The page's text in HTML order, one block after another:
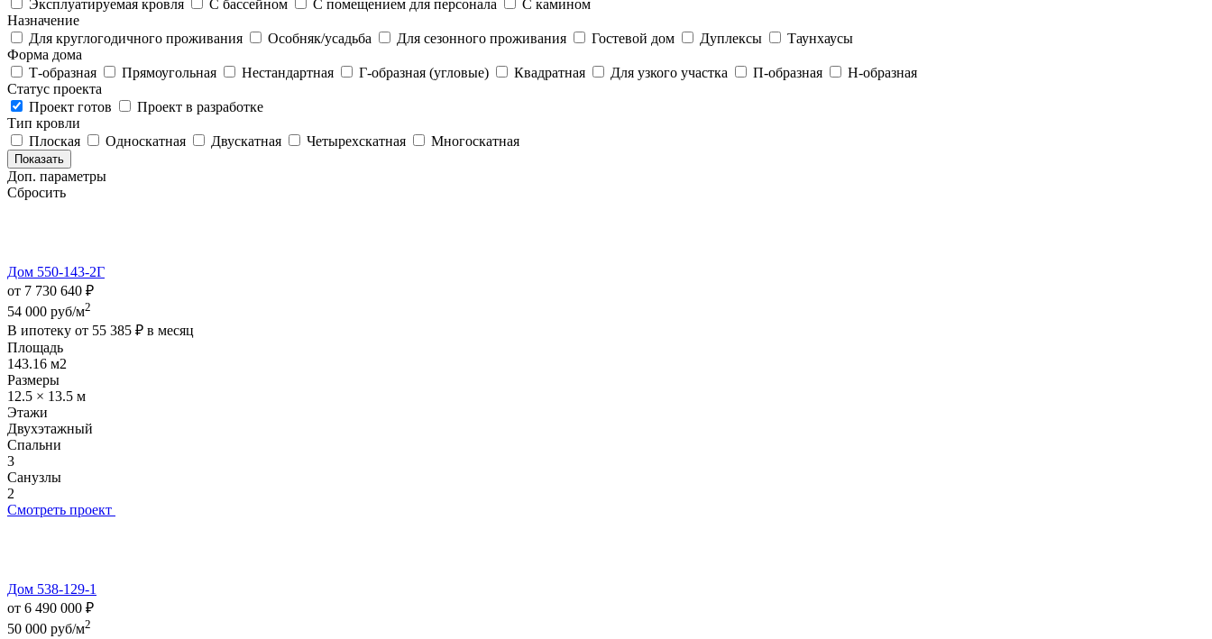
Эксплуатируемая кровля
С бассейном С помещением для персонала
С камином
Назначение
Для круглогодичного проживания
Особняк/усадьба Для сезонного проживания Гостевой дом Дуплексы
Таунхаусы
Форма дома
Т-образная
Прямоугольная Нестандартная Г-образная (угловые) Квадратная Для узкого участка П-образная
Н-образная
Статус проекта
Проект готов
Проект в разработке
Тип кровли
Плоская
Односкатная Двускатная Четырехскатная Многоскатная
Показать
Доп. параметры
Сбросить
Дом 550-143-2Г
от 7 730 640 ₽
54 000 руб/м2
В ипотеку от 55 385 ₽ в месяц
Площадь
143.16 м2
Размеры
12.5 × 13.5 м
Этажи
Двухэтажный
Спальни
3
Санузлы
2
Смотреть проект
Дом 538-129-1
от 6 490 000 ₽
50 000 руб/м2